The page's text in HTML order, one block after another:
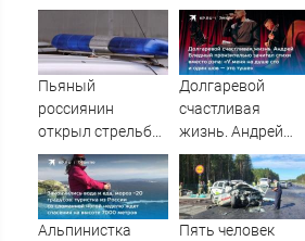
полностью
проезд к морю
мошенников
изощренным
способом
Пьяный
россиянин
открыл стрельбу
по скорой
помощи и
полицейским
Долгаревой
счастливая
жизнь. Андрей
Бледный
пронзительно
зачитал стихи
вместо рэпа: «У
Альпинистка
Пять человек